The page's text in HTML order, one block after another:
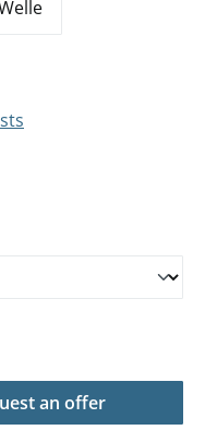
the desired
an offer